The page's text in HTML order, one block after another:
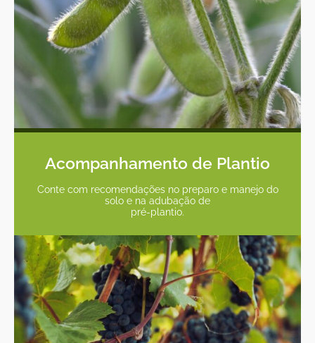
Acompanhamento de Plantio
Conte com recomendações no preparo e manejo do
solo e na adubação de
pré-plantio.